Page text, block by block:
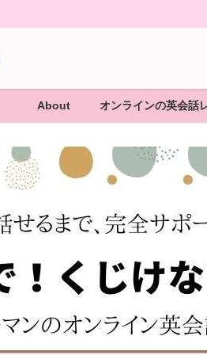
About オンラインの英会話